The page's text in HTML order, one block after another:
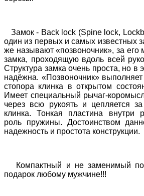
Замок - Back lock (Spine lock,
один из первых и самых известных
же называют «позвоночник», за его
замка, проходящую вдоль всей
Структура замка очень проста, но в
надёжна. «Позвоночник»
стопора клинка в открытом
Имеет специальный рычаг-
через всю рукоять и цепляется
клинка. Тонкая пластина внутри
роль пружины. Достоинством
надежность и простота конструкции.
Компактный и не заменимый
подарок любому мужчине!!!